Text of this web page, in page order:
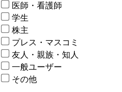
医師・看護師
学生
株主
プレス・マスコミ
友人・親族・知人
一般ユーザー
その他